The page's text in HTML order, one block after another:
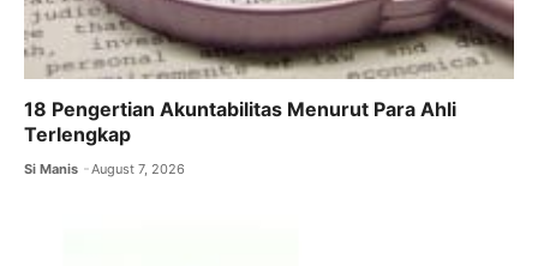
18 Pengertian Akuntabilitas Menurut Para Ahli
Terlengkap
Si Manis August 7, 2026